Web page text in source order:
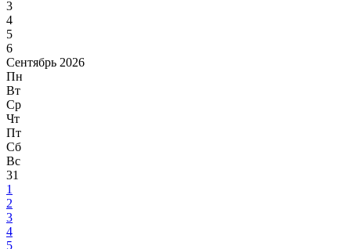
3
4
5
6
Сентябрь 2026
Пн
Вт
Ср
Чт
Пт
Сб
Вс
31
1
2
3
4
5